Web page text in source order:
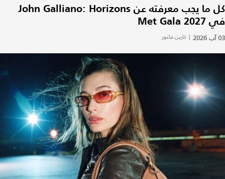
كل ما يجب معرفته عن John Galliano: Horizons
في Met Gala 2027
03 آب 2026 | كارين فاعور